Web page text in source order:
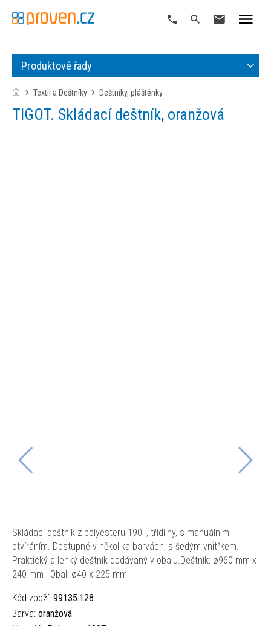
Produktové řady
Textil a Deštníky deštníky, pláštěnky
TIGOT. Skládací deštník, oranžová
Skládací deštník z polyesteru 190T, třídílný, s manuálním
otvíráním. Dostupné v několika barvách, s šedým vnitřkem.
Praktický a lehký deštník dodávaný v obalu.Deštník: ø960 mm x
240 mm | Obal: ø40 x 225 mm
Kód zboží: 99135.128
Barva: oranžová